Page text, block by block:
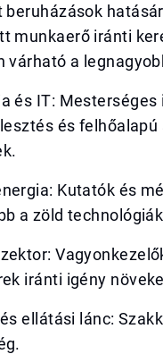
munkaerő iránti
várható a
és IT:
és
Kutatók és
a zöld
iránti igény
ellátási lánc: